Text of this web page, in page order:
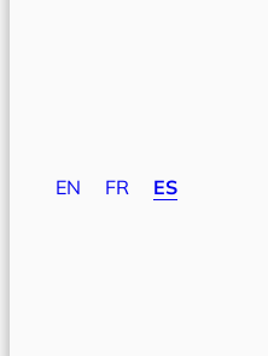
EN FR ES